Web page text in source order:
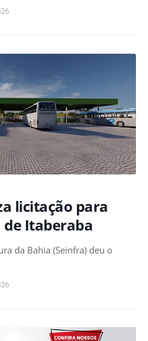
licitação para
Itaberaba
da Bahia (Seinfra) deu o